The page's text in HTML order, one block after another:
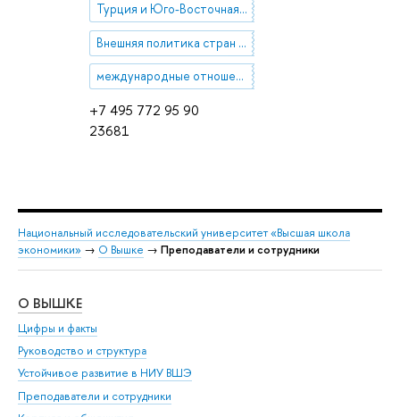
+7 495 772 95 90
23681
Турция и Юго-Восточная Европа
Внешняя политика стран Южного Кавказа (Азербайджан) и Центральной Азии
международные отношения в Большом Причерноморье
Национальный исследовательский университет «Высшая школа
экономики» → О Вышке → Преподаватели и сотрудники
О ВЫШКЕ
Цифры и факты
Руководство и структура
Устойчивое развитие в НИУ ВШЭ
Преподаватели и сотрудники